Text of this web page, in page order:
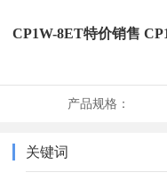
CP1W-8ET特价销售
产品规格：
关键词